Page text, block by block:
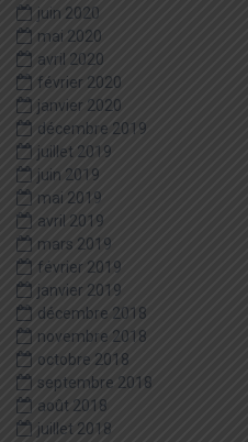
juin 2020
mai 2020
avril 2020
février 2020
janvier 2020
décembre 2019
juillet 2019
juin 2019
mai 2019
avril 2019
mars 2019
février 2019
janvier 2019
décembre 2018
novembre 2018
octobre 2018
septembre 2018
août 2018
juillet 2018